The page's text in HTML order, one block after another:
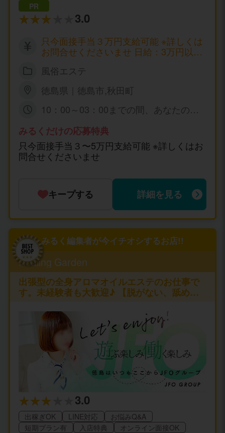
PR
3.0
只今面接手当３万円支給可能 ※詳しくは
お問合せくださいませ 日給：3万円以上
風俗エステ
徳島県｜徳島市,秋田町
10：00～03：00までの間、あなたの可
すょ☆ 特に、規定はありません。
みるくだけの応募特典
只今面接手当３〜5万円支給可能 ※詳しくはお
問合せくださいませ
キープする 詳細を見る
みるく編集者が今イチオシするお店!!
Healing Garden
出張型の全身アロマオイルエステのお仕事で
す。未経験者も大歓迎♪ 【脱がない、舐めな
3.0
出稼ぎOK LINE対応
お悩みQ&A
短期プラン有
入店特典
オンライン面接OK